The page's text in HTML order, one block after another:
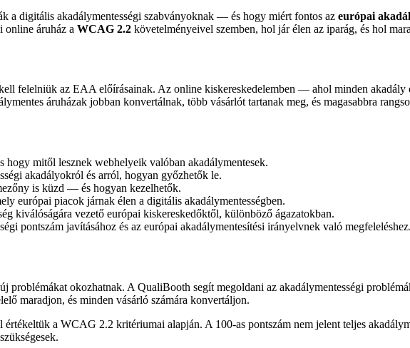
a digitális akadálymentességi szabványoknak — és hogy miért fontos az európai
online áruház a WCAG 2.2 követelményeivel szemben, hol jár élen az iparág, és hol
felelniük az EAA előírásainak. Az online kiskereskedelemben — ahol minden
áruházak jobban konvertálnak, több vásárlót tartanak meg, és magasabbra
hogy mitől lesznek webhelyeik valóban akadálymentesek.
akadályokról és arról, hogyan győzhetők le.
is küzd — és hogyan kezelhetők.
európai piacok járnak élen a digitális akadálymentességben.
kiválóságára vezető európai kiskereskedőktől, különböző ágazatokban.
pontszám javításához és az európai akadálymentesítési irányelvnek való megfeleléshez.
problémákat okozhatnak. A QualiBooth segít megoldani az akadálymentességi
maradjon, és minden vásárló számára konvertáljon.
értékeltük a WCAG 2.2 kritériumai alapján. A 100-as pontszám nem jelent teljes